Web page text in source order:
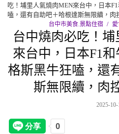
吃！埔里人氣燒肉MEN來台中，日本
嗑，還有自助吧＋哈根達斯無限續，肉
台中市美食.景點住宿
台中燒肉必吃！
來台中，日本F1
格斯黑牛狂嗑，還
斯無限續，肉
2025-10-